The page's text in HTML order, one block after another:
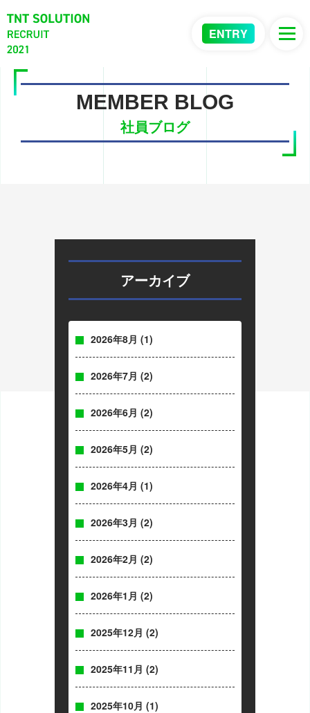
ENTRY
MEMBER BLOG
社員ブログ
アーカイブ
2026年8月 (1)
2026年7月 (2)
2026年6月 (2)
2026年5月 (2)
2026年4月 (1)
2026年3月 (2)
2026年2月 (2)
2026年1月 (2)
2025年12月 (2)
2025年11月 (2)
2025年10月 (1)